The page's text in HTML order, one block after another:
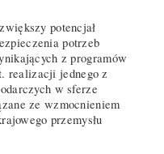
potencjał
potrzeb
z programów
realizacji jednego z
w sferze
ze wzmocnieniem
przemysłu